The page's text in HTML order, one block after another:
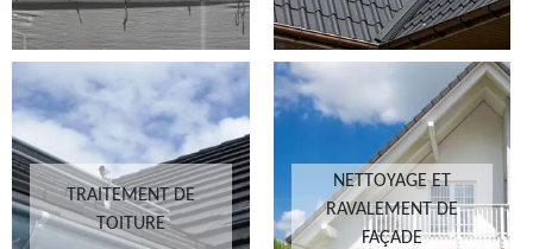
TRAITEMENT DE
TOITURE
NETTOYAGE ET
RAVALEMENT DE
FAÇADE